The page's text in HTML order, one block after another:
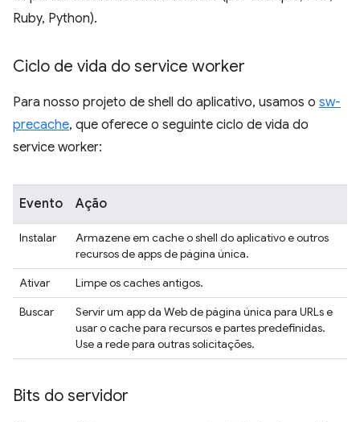
Ruby, Python).
Ciclo de vida do service worker
Para nosso projeto de shell do aplicativo, usamos o sw-
precache, que oferece o seguinte ciclo de vida do
service worker:
Evento Ação
Instalar
Armazene em cache o shell do aplicativo e outros
recursos de apps de página única.
Ativar
Limpe os caches antigos.
Buscar
Servir um app da Web de página única para URLs e
usar o cache para recursos e partes predefinidas.
Use a rede para outras solicitações.
Bits do servidor